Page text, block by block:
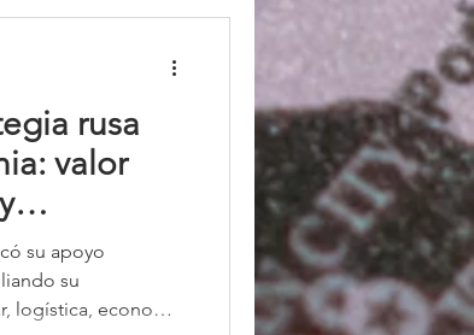
rusa
valor
su apoyo
su
logística, economía